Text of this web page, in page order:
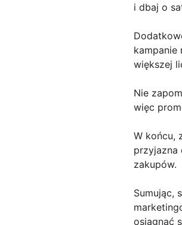
i dbaj o
kampanie
większej
Nie
więc
W końcu,
przyjazna
zakupów.
Sumując,
osiągnąć